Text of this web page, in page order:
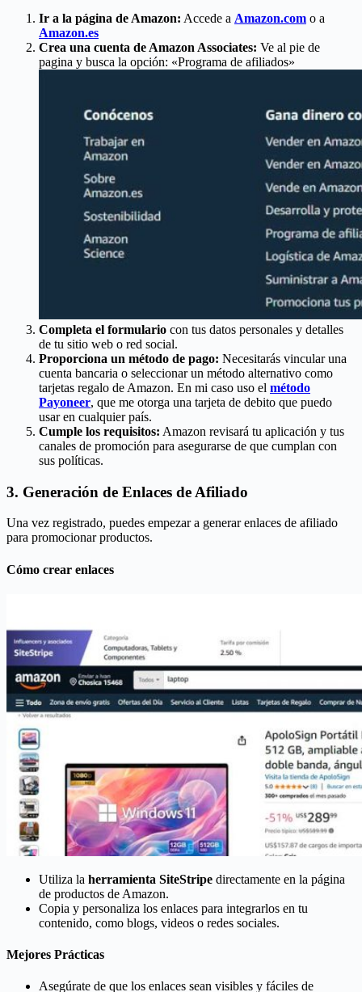
Ir a la página de Amazon: Accede a Amazon.com o a
Amazon.es
Crea una cuenta de Amazon Associates: Ve al pie de
pagina y busca la opción: «Programa de afiliados»
Completa el formulario con tus datos personales y detalles
de tu sitio web o red social.
Proporciona un método de pago: Necesitarás vincular una
cuenta bancaria o seleccionar un método alternativo como
tarjetas regalo de Amazon. En mi caso uso el método
Payoneer, que me otorga una tarjeta de debito que puedo
usar en cualquier país.
Cumple los requisitos: Amazon revisará tu aplicación y tus
canales de promoción para asegurarse de que cumplan con
sus políticas.
3. Generación de Enlaces de Afiliado
Una vez registrado, puedes empezar a generar enlaces de afiliado
para promocionar productos.
Cómo crear enlaces
Utiliza la herramienta SiteStripe directamente en la página
de productos de Amazon.
Copia y personaliza los enlaces para integrarlos en tu
contenido, como blogs, videos o redes sociales.
Mejores Prácticas
Asegúrate de que los enlaces sean visibles y fáciles de